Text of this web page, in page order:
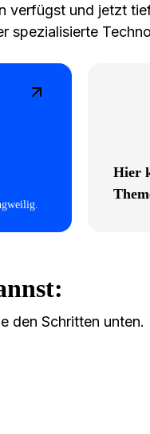
und jetzt
spezialisierte
Hier
den Schritten unten.